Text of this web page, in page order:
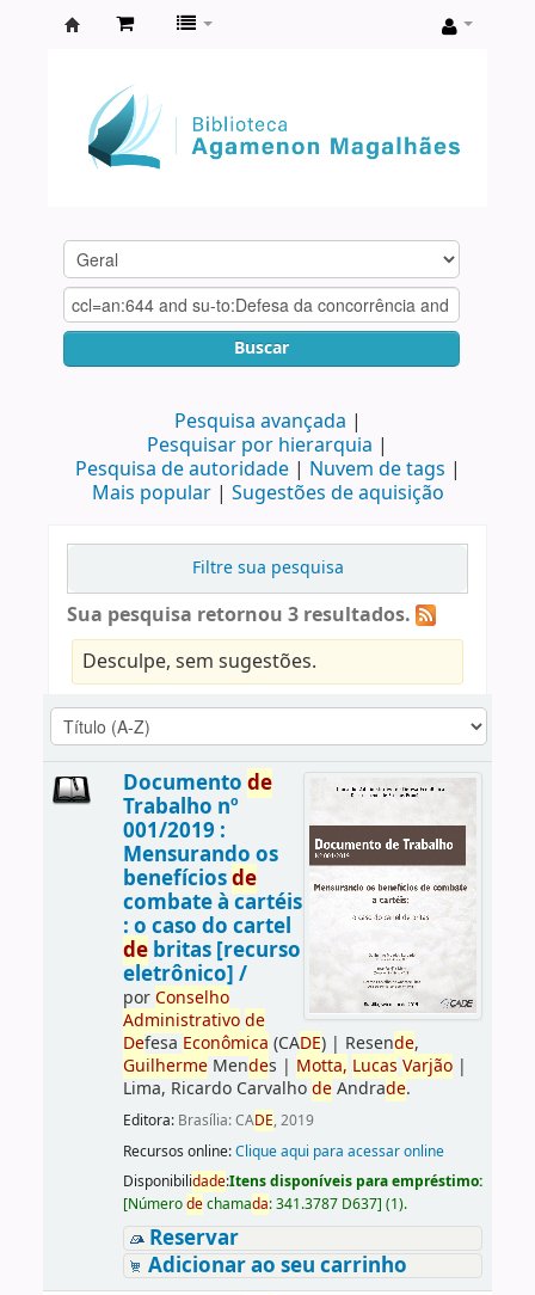
Agamenon
Magalhães
Buscar
Pesquisa avançada
Pesquisar por hierarquia
Pesquisa de autoridade
Nuvem de tags
Mais popular
Sugestões de aquisição
Filtre sua pesquisa
Sua pesquisa retornou 3 resultados.
Desculpe, sem sugestões.
Documento de
Trabalho nº
001/2019 :
Mensurando os
benefíciosde
combate à cartéis
: o caso do cartel
debritas [recurso
eletrônico] /
porConselho
Administrativo de
Defesa Econômica (CADE)| Resende,
GuilhermeMendes | Motta, Lucas Varjão|
Lima, Ricardo CarvalhodeAndrade.
Editora: Brasília: CADE, 2019
Recursos online:Clique aqui para acessar online
Disponibilidade:Itens disponíveis para empréstimo:
[Númerodechamada:341.3787 D637] (1).
Reservar
Adicionar ao seu carrinho